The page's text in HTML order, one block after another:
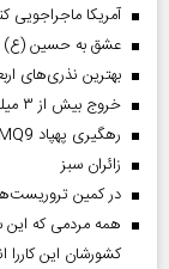
آمریکا
عشق به حسین (ع)
بهترین نذری‌های
خروج بیش از ۳ میلیون زائر از تمام مرز‌های کشور
رهگیری پهپاد MQ9 بر فراز تنگه هرمز
‌زائران سبز
در کمین
همه مردمی که این
کشورشان این کاررا